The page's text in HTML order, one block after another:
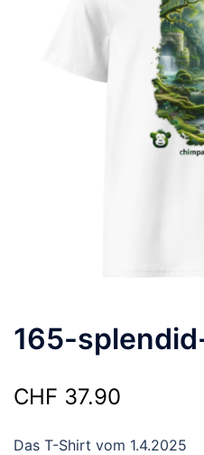
165-
CHF 37.90
Das T-Shirt vom 1.4.2025